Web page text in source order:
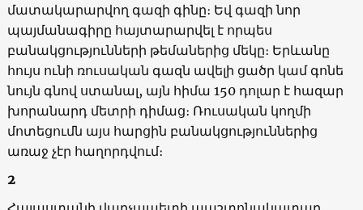
մատակարարվող գազի գինը։ Եվ գազի նոր
պայմանագիրը հայտարարվել է որպես
բանակցությունների թեմաներից մեկը։ Երևանը
հույս ունի ռուսական գազն ավելի ցածր կամ գոնե
նույն գնով ստանալ, այն հիմա 150 դոլար է հազար
խորանարդ մետրի դիմաց։ Ռուսական կողմի
մոտեցումն այս հարցին բանակցություններից
առաջ չէր հաղորդվում։
2